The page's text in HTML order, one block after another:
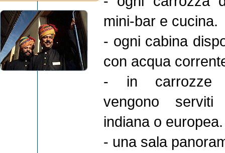
mini-bar e cucina.
- ogni cabina
con acqua
- in carrozze
vengono
indiana o europea.
- una sala